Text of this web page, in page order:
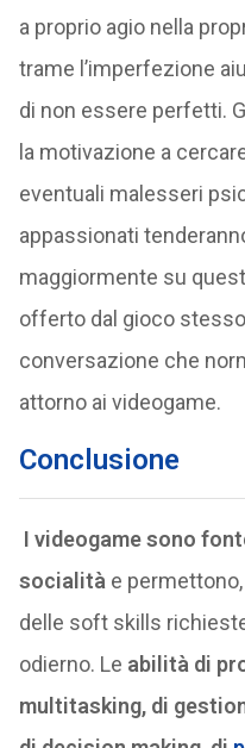
a proprio agio nella
trame l’imperfezione
di non essere perfetti.
la motivazione a
eventuali malesseri
appassionati
maggiormente su
offerto dal gioco
conversazione che
attorno ai videogame.
Conclusione
I videogame sono
socialità e
delle soft skills
odierno. Le abilità di
multitasking, di